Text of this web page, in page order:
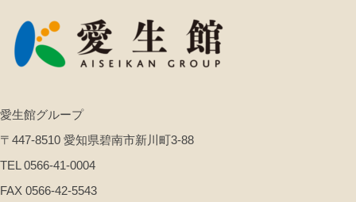
愛生館グループ
〒447-8510 愛知県碧南市新川町3-88
TEL 0566-41-0004
FAX 0566-42-5543